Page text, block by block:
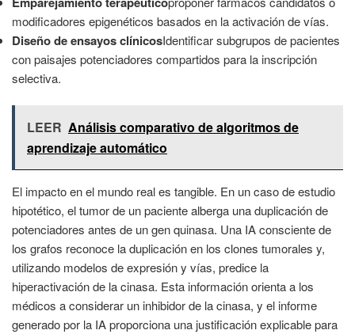
modificadores epigenéticos basados en la activación de vías.
Diseño de ensayos clínicosIdentificar subgrupos de pacientes
con paisajes potenciadores compartidos para la inscripción
selectiva.
LEER Análisis comparativo de algoritmos de
aprendizaje automático
El impacto en el mundo real es tangible. En un caso de estudio
hipotético, el tumor de un paciente alberga una duplicación de
potenciadores antes de un gen quinasa. Una IA consciente de
los grafos reconoce la duplicación en los clones tumorales y,
utilizando modelos de expresión y vías, predice la
hiperactivación de la cinasa. Esta información orienta a los
médicos a considerar un inhibidor de la cinasa, y el informe
generado por la IA proporciona una justificación explicable para